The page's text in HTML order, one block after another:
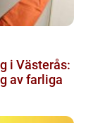
i Västerås:
av farliga